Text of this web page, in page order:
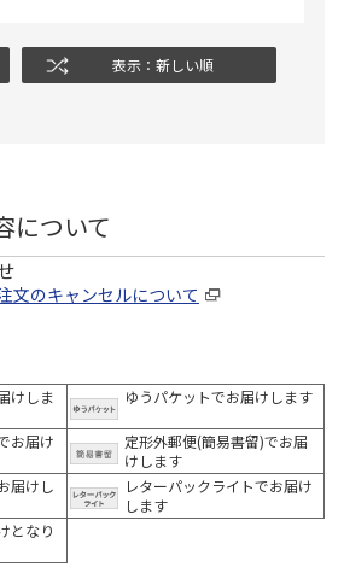
表示：新しい順
について
文のキャンセルについて
けしま
ゆうパケットでお届けします
お届け
定形外郵便(簡易書留)でお届
けします
届けし
レターパックライトでお届け
します
となり